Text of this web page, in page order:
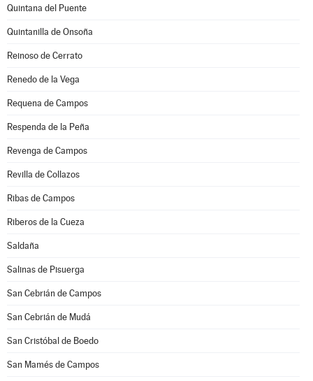
Quintana del Puente
Quintanilla de Onsoña
Reinoso de Cerrato
Renedo de la Vega
Requena de Campos
Respenda de la Peña
Revenga de Campos
Revilla de Collazos
Ribas de Campos
Riberos de la Cueza
Saldaña
Salinas de Pisuerga
San Cebrián de Campos
San Cebrián de Mudá
San Cristóbal de Boedo
San Mamés de Campos